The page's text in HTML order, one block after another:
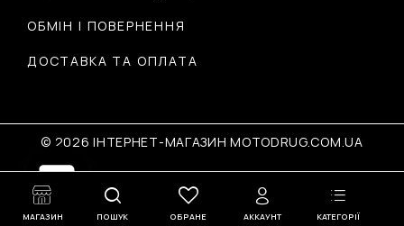
ОБМІН І ПОВЕРНЕННЯ
ДОСТАВКА ТА ОПЛАТА
© 2026 ІНТЕРНЕТ-МАГАЗИН MOTODRUG.COM.UA
МАГАЗИН ПОШУК ОБРАНЕ АККАУНТ КАТЕГОРІЇ
Open